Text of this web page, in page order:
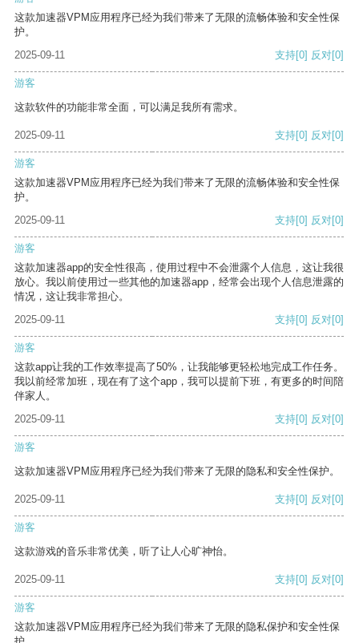
这款加速器VPM应用程序已经为我们带来了无限的流畅体验和安全性保
护。
2025-09-11
支持[0] 反对[0]
游客
这款软件的功能非常全面，可以满足我所有需求。
2025-09-11 支持[0] 反对[0]
游客
这款加速器VPM应用程序已经为我们带来了无限的流畅体验和安全性保
护。
2025-09-11
支持[0] 反对[0]
游客
这款加速器app的安全性很高，使用过程中不会泄露个人信息，这让我很
放心。我以前使用过一些其他的加速器app，经常会出现个人信息泄露的
情况，这让我非常担心。
2025-09-11
支持[0] 反对[0]
游客
这款app让我的工作效率提高了50%，让我能够更轻松地完成工作任务。
我以前经常加班，现在有了这个app，我可以提前下班，有更多的时间陪
伴家人。
2025-09-11
支持[0] 反对[0]
游客
这款加速器VPM应用程序已经为我们带来了无限的隐私和安全性保护。
2025-09-11 支持[0] 反对[0]
游客
这款游戏的音乐非常优美，听了让人心旷神怡。
2025-09-11 支持[0] 反对[0]
游客
这款加速器VPM应用程序已经为我们带来了无限的隐私保护和安全性保